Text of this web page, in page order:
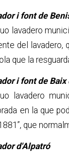
i font de
lavadero
del
que la
i font de Baix
lavadero
en la que
que
d'Alpatró